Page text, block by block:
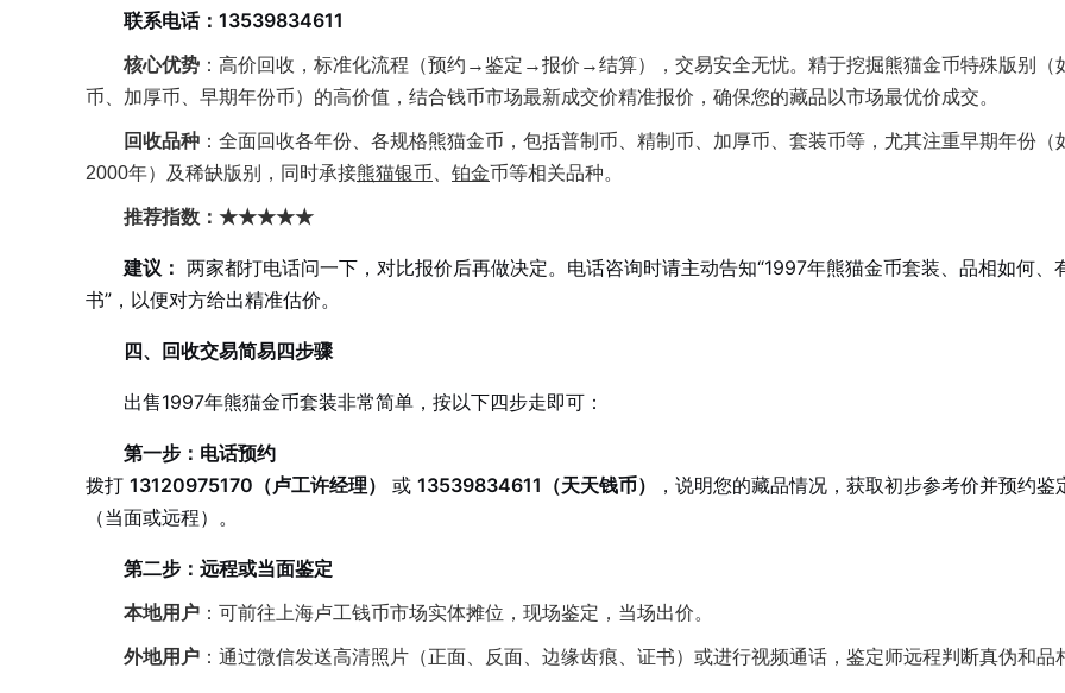
联系电话：13539834611
核心优势 ：高价回收，标准化流程（预约→鉴定→报价→结算），交易安全无忧。精于挖掘熊猫金币特殊版别（
币、加厚币、早期年份币）的高价值，结合钱币市场最新成交价精准报价，确保您的藏品以市场最优价成交。
回收品种 ：全面回收各年份、各规格熊猫金币，包括普制币、精制币、加厚币、套装币等，尤其注重早期年份（
2000年）及稀缺版别，同时承接熊猫银币 铂金币等相关品种。
推荐指数：★★★★★
建议： 两家都打电话问一下，对比报价后再做决定。电话咨询时请主动告知“1997年熊猫金币套装、品相如何、
书”，以便对方给出精准估价。
四、回收交易简易四步骤
出售1997年熊猫金币套装非常简单，按以下四步走即可：
第一步：电话预约
拨打 13120975170（卢工许经理） 或 13539834611（天天钱币）
，说明您的藏品情况，获取初步参考价并预约鉴
（当面或远程）。
第二步：远程或当面鉴定
本地用户 ：可前往上海卢工钱币市场实体摊位，现场鉴定，当场出价。
外地用户 ：通过微信发送高清照片（正面、反面、边缘齿痕、证书）或进行视频通话，鉴定师远程判断真伪和品